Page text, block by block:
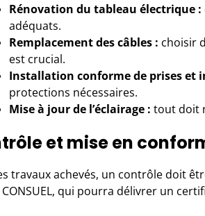
Rénovation du tableau électrique :
adéquats.
Remplacement des câbles : choisir
est crucial.
Installation conforme de prises et
protections nécessaires.
Mise à jour de l’éclairage : tout doit
et mise en
travaux achevés, un contrôle doit
qui pourra délivrer un